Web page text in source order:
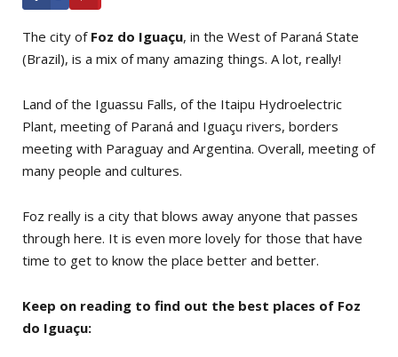
The city of Foz do Iguaçu, in the West of Paraná State
(Brazil), is a mix of many amazing things. A lot, really!
Land of the Iguassu Falls, of the Itaipu Hydroelectric
Plant, meeting of Paraná and Iguaçu rivers, borders
meeting with Paraguay and Argentina. Overall, meeting of
many people and cultures.
Foz really is a city that blows away anyone that passes
through here. It is even more lovely for those that have
time to get to know the place better and better.
Keep on reading to find out the best places of Foz
do Iguaçu: